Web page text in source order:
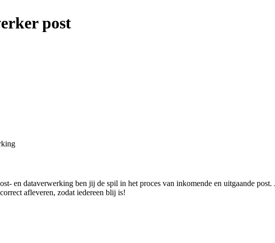
post
en dataverwerking ben jij de spil in het proces van inkomende en uitgaande post.
afleveren, zodat iedereen blij is!